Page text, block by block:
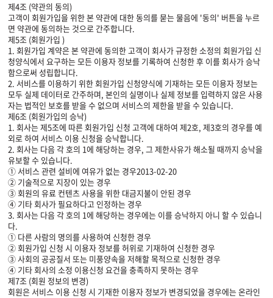
제4조 (약관의 동의)
고객이 회원가입을 위한 본 약관에 대한 동의를 묻는 물음에 '동의' 버튼을 누르
면 약관에 동의하는 것으로 간주합니다.
제5조 (회원가입 )
1. 회원가입 계약은 본 약관에 동의한 고객이 회사가 규정한 소정의 회원가입 신
청양식에서 요구하는 모든 이용자 정보를 기록하여 신청한 후 이를 회사가 승낙
함으로써 성립합니다.
2. 서비스를 이용하기 위한 회원가입 신청양식에 기재하는 모든 이용자 정보는
모두 실제 데이터로 간주하며, 본인의 실명이나 실제 정보를 입력하지 않은 사용
자는 법적인 보호를 받을 수 없으며 서비스의 제한을 받을 수 있습니다.
제6조 (회원가입의 승낙)
1. 회사는 제5조에 따른 회원가입 신청 고객에 대하여 제2호, 제3호의 경우를 예
외로 하여 서비스 이용 신청을 승낙합니다.
2. 회사는 다음 각 호의 1에 해당하는 경우, 그 제한사유가 해소될 때까지 승낙을
유보할 수 있습니다.
① 서비스 관련 설비에 여유가 없는 경우2013-02-20
② 기술적으로 지장이 있는 경우
③ 회원의 유료 컨텐츠 사용을 위한 대금지불이 안된 경우
④ 기타 회사가 필요하다고 인정하는 경우
3. 회사는 다음 각 호의 1에 해당하는 경우에는 이를 승낙하지 아니 할 수 있습니
다.
① 다른 사람의 명의를 사용하여 신청한 경우
② 회원가입 신청 시 이용자 정보를 허위로 기재하여 신청한 경우
③ 사회의 공공질서 또는 미풍양속을 저해할 목적으로 신청한 경우
④ 기타 회사의 소정 이용신청 요건을 충족하지 못하는 경우
제7조 (회원 정보의 변경)
회원은 서비스 이용 신청 시 기재한 이용자 정보가 변경되었을 경우에는 온라인